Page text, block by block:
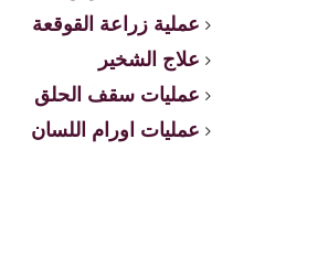
عملية زراعة القوقعة
علاج الشخير
عمليات سقف الحلق
عمليات اورام اللسان